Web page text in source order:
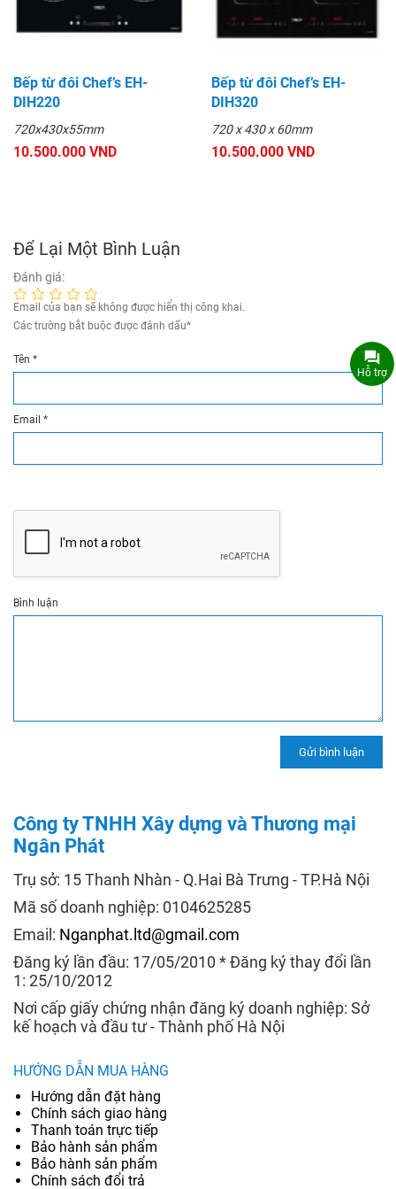
Bếp từ đôi Chef’s EH-
DIH220
720x430x55mm
10.500.000 VND
Bếp từ đôi Chef’s EH-
DIH320
720 x 430 x 60mm
10.500.000 VND
Để Lại Một Bình Luận
Đánh giá:
Email của bạn sẽ không được hiển thị công khai.
Các trường bắt buộc được đánh dấu*
Tên *
Email *
Bình luận
Công ty TNHH Xây dựng và Thương mại
Ngân Phát
Trụ sở: 15 Thanh Nhàn - Q.Hai Bà Trưng - TP.Hà Nội
Mã số doanh nghiệp: 0104625285
Email: Nganphat.ltd@gmail.com
Đăng ký lần đầu: 17/05/2010 * Đăng ký thay đổi lần
1: 25/10/2012
Nơi cấp giấy chứng nhận đăng ký doanh nghiệp: Sở
kế hoạch và đầu tư - Thành phố Hà Nội
HƯỚNG DẪN MUA HÀNG
Hướng dẫn đặt hàng
Chính sách giao hàng
Thanh toán trực tiếp
Bảo hành sản phẩm
Bảo hành sản phẩm
Chính sách đổi trả
Hỗ trợ